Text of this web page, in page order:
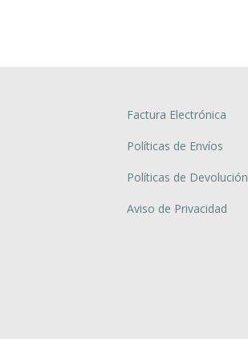
Factura Electrónica
Políticas de Envíos
Políticas de Devolución
Aviso de Privacidad